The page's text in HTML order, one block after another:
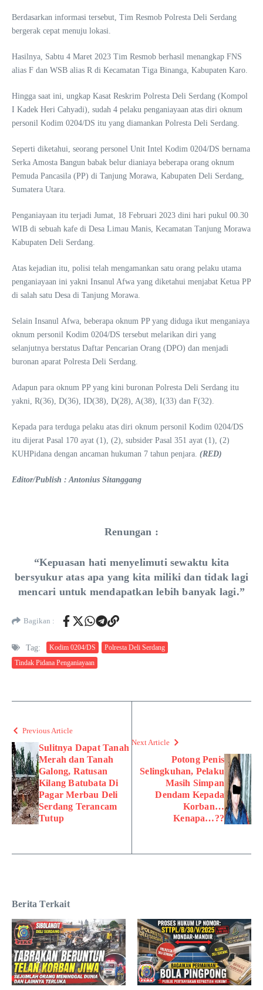
Berdasarkan informasi tersebut, Tim Resmob Polresta Deli Serdang
bergerak cepat menuju lokasi.
Hasilnya, Sabtu 4 Maret 2023 Tim Resmob berhasil menangkap FNS
alias F dan WSB alias R di Kecamatan Tiga Binanga, Kabupaten Karo.
Hingga saat ini, ungkap Kasat Reskrim Polresta Deli Serdang (Kompol
I Kadek Heri Cahyadi), sudah 4 pelaku penganiayaan atas diri oknum
personil Kodim 0204/DS itu yang diamankan Polresta Deli Serdang.
Seperti diketahui, seorang personel Unit Intel Kodim 0204/DS bernama
Serka Amosta Bangun babak belur dianiaya beberapa orang oknum
Pemuda Pancasila (PP) di Tanjung Morawa, Kabupaten Deli Serdang,
Sumatera Utara.
Penganiayaan itu terjadi Jumat, 18 Februari 2023 dini hari pukul 00.30
WIB di sebuah kafe di Desa Limau Manis, Kecamatan Tanjung Morawa
Kabupaten Deli Serdang.
Atas kejadian itu, polisi telah mengamankan satu orang pelaku utama
penganiayaan ini yakni Insanul Afwa yang diketahui menjabat Ketua PP
di salah satu Desa di Tanjung Morawa.
Selain Insanul Afwa, beberapa oknum PP yang diduga ikut menganiaya
oknum personil Kodim 0204/DS tersebut melarikan diri yang
selanjutnya berstatus Daftar Pencarian Orang (DPO) dan menjadi
buronan aparat Polresta Deli Serdang.
Adapun para oknum PP yang kini buronan Polresta Deli Serdang itu
yakni, R(36), D(36), ID(38), D(28), A(38), I(33) dan F(32).
Kepada para terduga pelaku atas diri oknum personil Kodim 0204/DS
itu dijerat Pasal 170 ayat (1), (2), subsider Pasal 351 ayat (1), (2)
KUHPidana dengan ancaman hukuman 7 tahun penjara. (RED)
Editor/Publish : Antonius Sitanggang
Renungan :
“Kepuasan hati menyelimuti sewaktu kita
bersyukur atas apa yang kita miliki dan tidak lagi
mencari untuk mendapatkan lebih banyak lagi.”
Bagikan :
Tag: Kodim 0204/DS
Polresta Deli Serdang
Tindak Pidana Penganiayaan
Previous Article
Sulitnya Dapat Tanah
Merah dan Tanah
Galong, Ratusan
Kilang Batubata Di
Pagar Merbau Deli
Serdang Terancam
Tutup
Next Article
Potong Penis
Selingkuhan, Pelaku
Masih Simpan
Dendam Kepada
Korban…
Kenapa…??
Berita Terkait